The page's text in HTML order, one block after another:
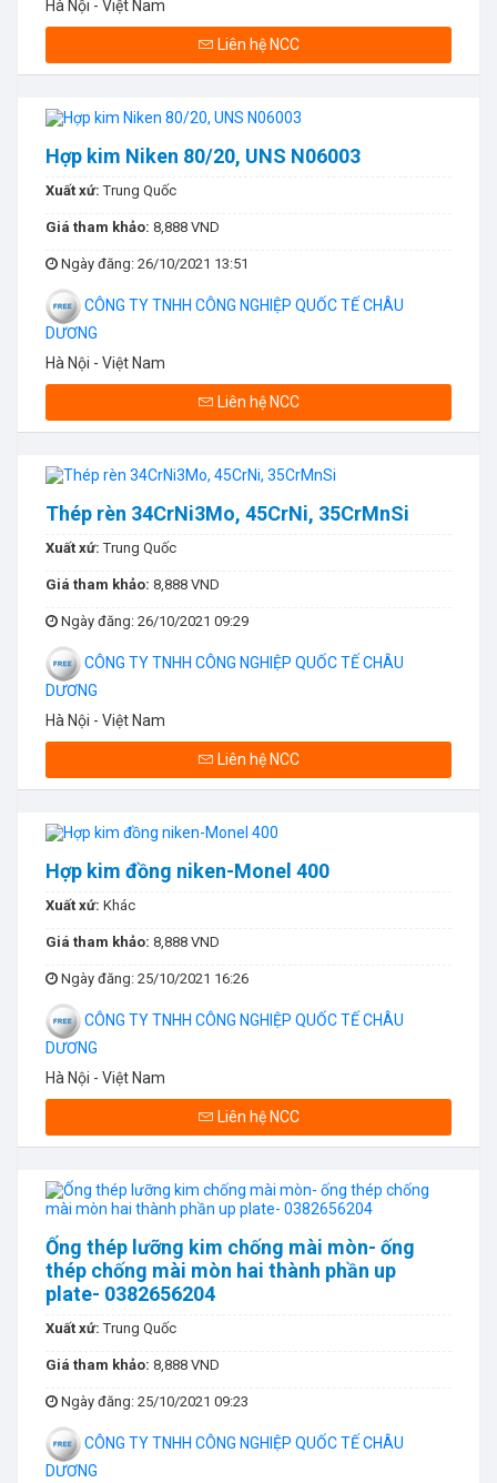
Hà Nội - Việt Nam
Liên hệ NCC
Hợp kim Niken 80/20, UNS N06003
Xuất xứ:Trung Quốc
Giá tham khảo: 8,888 VND
Ngày đăng: 26/10/2021 13:51
CÔNG TY TNHH CÔNG NGHIỆP QUỐC TẾ CHÂU
DƯƠNG
Hà Nội - Việt Nam
Liên hệ NCC
Thép rèn 34CrNi3Mo, 45CrNi, 35CrMnSi
Xuất xứ:Trung Quốc
Giá tham khảo: 8,888 VND
Ngày đăng: 26/10/2021 09:29
CÔNG TY TNHH CÔNG NGHIỆP QUỐC TẾ CHÂU
DƯƠNG
Hà Nội - Việt Nam
Liên hệ NCC
Hợp kim đồng niken-Monel 400
Xuất xứ: Khác
Giá tham khảo: 8,888 VND
Ngày đăng: 25/10/2021 16:26
CÔNG TY TNHH CÔNG NGHIỆP QUỐC TẾ CHÂU
DƯƠNG
Hà Nội - Việt Nam
Liên hệ NCC
Ống thép lưỡng kim chống mài mòn- ống
thép chống mài mòn hai thành phần up
plate- 0382656204
Xuất xứ:Trung Quốc
Giá tham khảo: 8,888 VND
Ngày đăng: 25/10/2021 09:23
CÔNG TY TNHH CÔNG NGHIỆP QUỐC TẾ CHÂU
DƯƠNG